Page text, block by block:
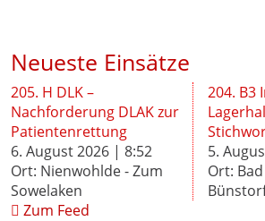
Neueste Einsätze
205. H DLK –
Nachforderung DLAK zur
Patientenrettung
6. August 2026 | 8:52
Ort: Nienwohlde - Zum
Sowelaken
204. B3
5.
Ort:
Zum Feed